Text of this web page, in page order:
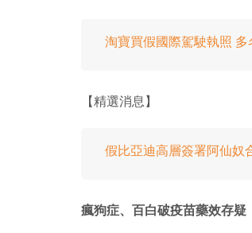
淘寶買假國際駕駛執照
【精選消息】
假比亞迪高層簽署阿仙奴
瘋狗症、百白破疫苗藥效存疑